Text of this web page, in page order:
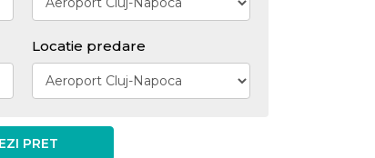
Locatie predare
PRET